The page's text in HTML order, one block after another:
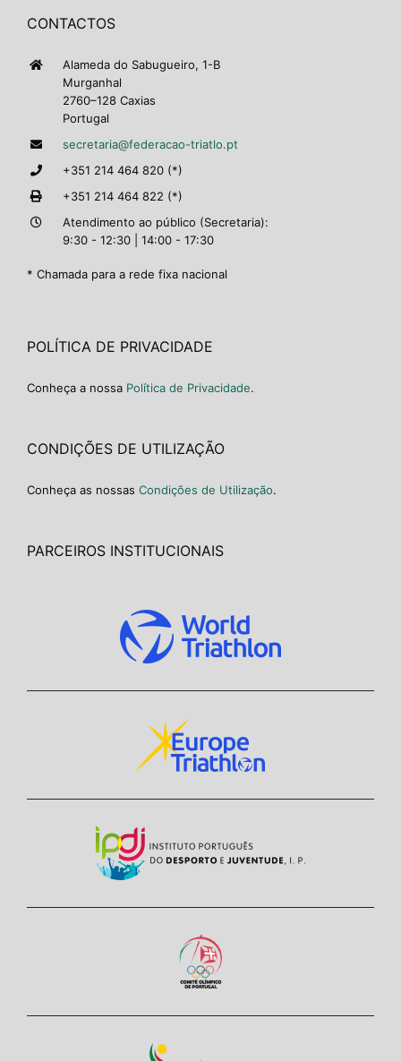
CONTACTOS
Alameda do Sabugueiro, 1-B
Murganhal
2760–128 Caxias
Portugal
secretaria@federacao-triatlo.pt
+351 214 464 820 (*)
+351 214 464 822 (*)
Atendimento ao público (Secretaria):
9:30 - 12:30 | 14:00 - 17:30
* Chamada para a rede fixa nacional
POLÍTICA DE PRIVACIDADE
Conheça a nossa Política de Privacidade.
CONDIÇÕES DE UTILIZAÇÃO
Conheça as nossas Condições de Utilização.
PARCEIROS INSTITUCIONAIS